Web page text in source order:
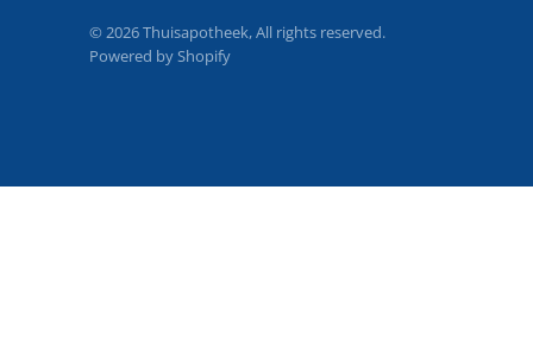
© 2026 Thuisapotheek, All rights reserved.
Powered by Shopify